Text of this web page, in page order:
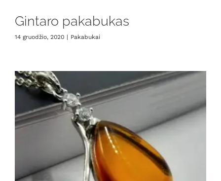
Gintaro pakabukas
14 gruodžio, 2020 | Pakabukai